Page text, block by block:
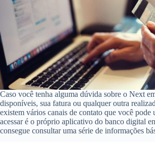
Caso você tenha alguma dúvida sobre o Next
disponíveis, sua fatura ou qualquer outra
existem vários canais de contato que você
acessar é o próprio aplicativo do banco digital
consegue consultar uma série de informações